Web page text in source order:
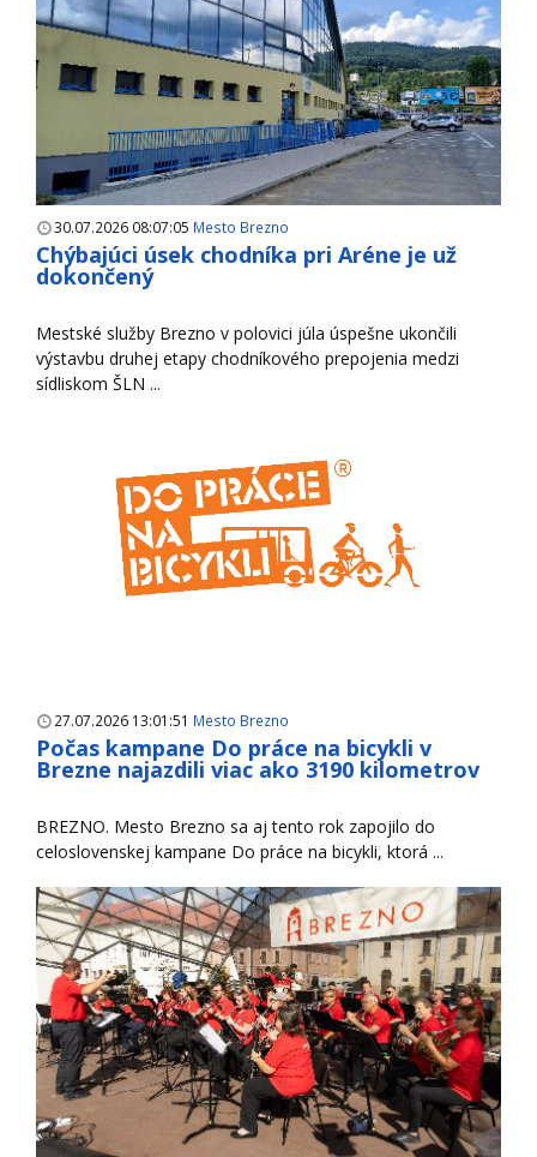
30.07.2026 08:07:05 Mesto Brezno
Chýbajúci úsek chodníka pri Aréne je už
dokončený
Mestské služby Brezno v polovici júla úspešne ukončili
výstavbu druhej etapy chodníkového prepojenia medzi
sídliskom ŠLN ...
27.07.2026 13:01:51 Mesto Brezno
Počas kampane Do práce na bicykli v
Brezne najazdili viac ako 3190 kilometrov
BREZNO. Mesto Brezno sa aj tento rok zapojilo do
celoslovenskej kampane Do práce na bicykli, ktorá ...